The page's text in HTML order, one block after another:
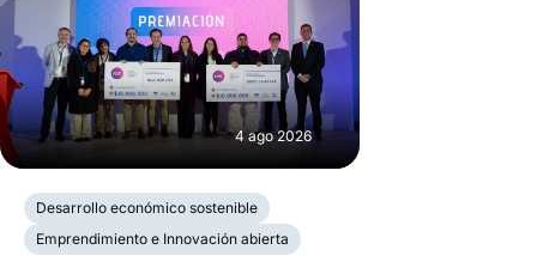
4 ago 2026
Desarrollo económico sostenible
Emprendimiento e Innovación abierta